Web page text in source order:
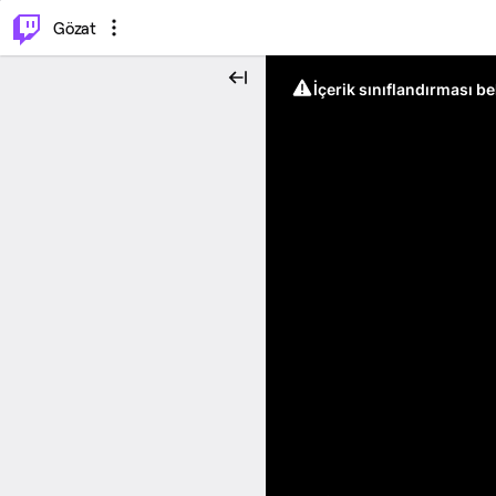
Gözat
İçerik sınıflandırması